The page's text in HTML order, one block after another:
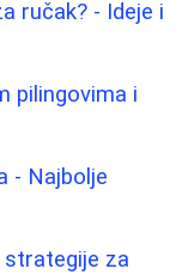
ručak? - Ideje i
pilingovima i
- Najbolje
strategije za